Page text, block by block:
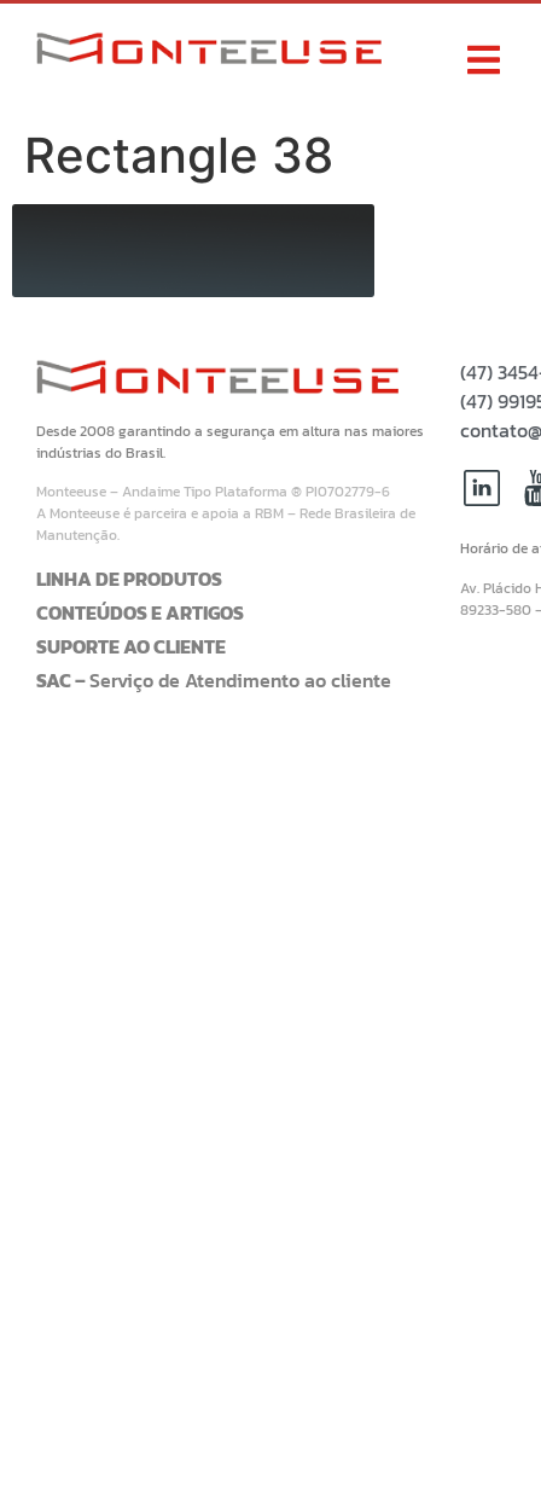
Rectangle 38
Desde 2008 garantindo a segurança em altura nas maiores
indústrias do Brasil.
Monteeuse – Andaime Tipo Plataforma ® PI0702779-6
A Monteeuse é parceira e apoia a RBM – Rede Brasileira de
Manutenção.
LINHA DE PRODUTOS
CONTEÚDOS E ARTIGOS
SUPORTE AO CLIENTE
SAC –Serviço de Atendimento ao cliente
(47)
(47)
Horário de
Av. Plácido
89233-580